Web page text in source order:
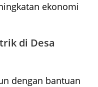
ekonomi
di Desa
dengan bantuan